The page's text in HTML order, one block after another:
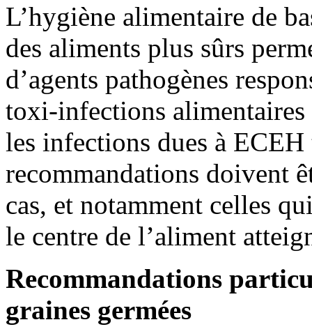
L’hygiène alimentaire de
des aliments plus sûrs
d’agents pathogènes
toxi-infections alimentaires
les infections dues à
recommandations doivent
cas, et notamment celles
le centre de l’aliment
Recommandations
graines germées